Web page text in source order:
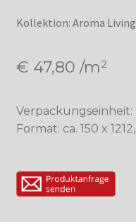
Kollektion: Aroma Living
€ 47,80 /m²
Verpackungseinheit:
Format: ca. 150 x